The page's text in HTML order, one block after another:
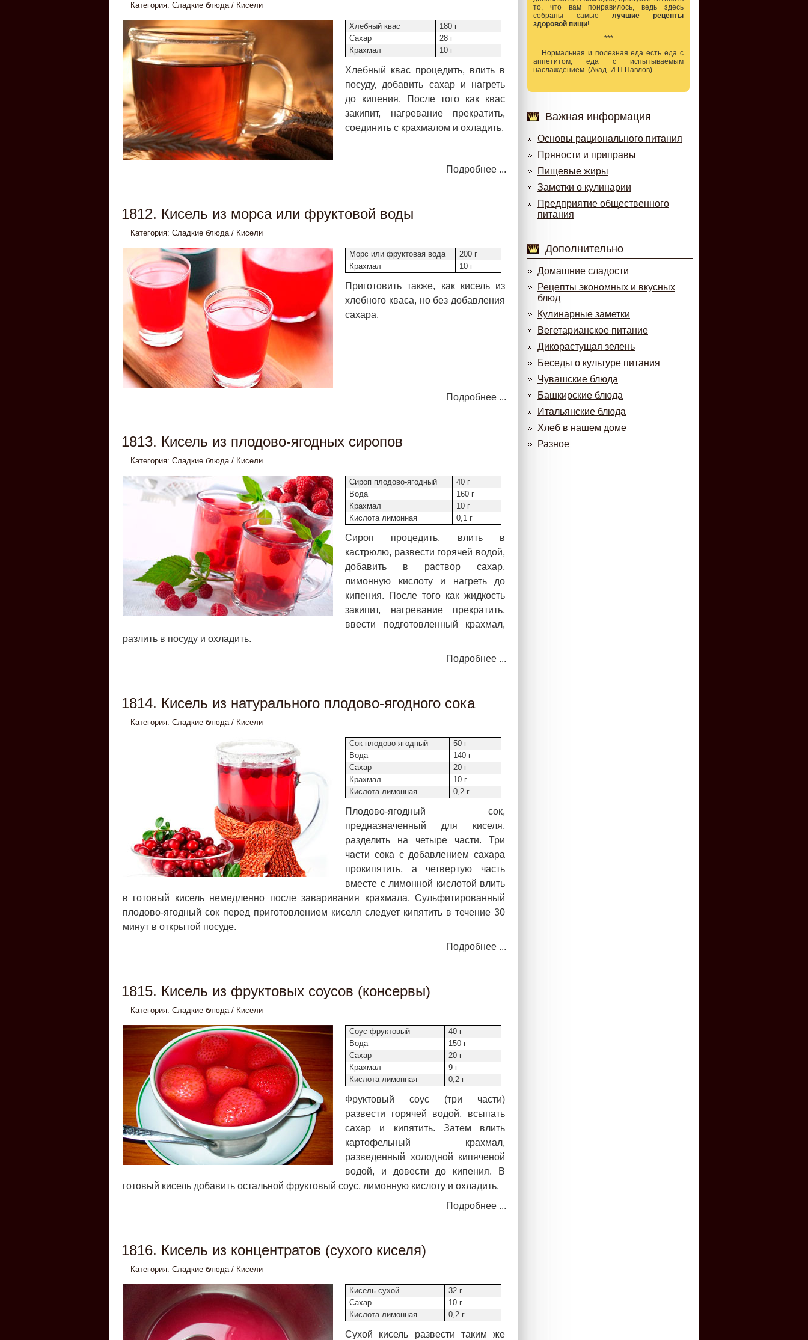
Категория: Сладкие блюда/ Кисели
Хлебный квас
180 г
Сахар
28 г
Крахмал
10 г
Хлебный квас процедить, влить в
посуду, добавить сахар и нагреть
до кипения. После того как квас
закипит, нагревание прекратить,
соединить с крахмалом и охладить.
Подробнее ...
1812. Кисель из морса или фруктовой воды
Категория: Сладкие блюда/ Кисели
Морс или фруктовая вода
200 г
Крахмал
10 г
Приготовить также, как кисель из
хлебного кваса, но без добавления
сахара.
Подробнее ...
1813. Кисель из плодово-ягодных сиропов
Категория: Сладкие блюда/ Кисели
Сироп плодово-ягодный
40 г
Вода
160 г
Крахмал
10 г
Кислота лимонная
0,1 г
Сироп процедить, влить в
кастрюлю, развести горячей водой,
добавить в раствор сахар,
лимонную кислоту и нагреть до
кипения. После того как жидкость
закипит, нагревание прекратить,
ввести подготовленный крахмал,
разлить в посуду и охладить.
Подробнее ...
1814. Кисель из натурального плодово-ягодного сока
Категория: Сладкие блюда/ Кисели
Сок плодово-ягодный
50 г
Вода
140 г
Сахар
20 г
Крахмал
10 г
Кислота лимонная
0,2 г
Плодово-ягодный сок,
предназначенный для киселя,
разделить на четыре части. Три
части сока с добавлением сахара
прокипятить, а четвертую часть
вместе с лимонной кислотой влить
в готовый кисель немедленно после заваривания крахмала. Сульфитированный
плодово-ягодный сок перед приготовлением киселя следует кипятить в течение 30
минут в открытой посуде.
Подробнее ...
1815. Кисель из фруктовых соусов (консервы)
Категория: Сладкие блюда/ Кисели
Соус фруктовый
40 г
Вода
150 г
Сахар
20 г
Крахмал
9 г
Кислота лимонная
0,2 г
Фруктовый соус (три части)
развести горячей водой, всыпать
сахар и кипятить. Затем влить
картофельный крахмал,
разведенный холодной кипяченой
водой, и довести до кипения. В
готовый кисель добавить остальной фруктовый соус, лимонную кислоту и охладить.
Подробнее ...
1816. Кисель из концентратов (сухого киселя)
Категория: Сладкие блюда/ Кисели
Кисель сухой
32 г
Сахар
10 г
Кислота лимонная
0,2 г
Сухой кисель развести таким же
то, что вам понравилось, ведь здесь
собраны самые лучшие рецепты
здоровой пищи!
***
... Нормальная и полезная еда есть еда с
аппетитом, еда с испытываемым
наслаждением. (Акад. И.П.Павлов)
Важная информация
Основы рационального питания
Пряности и приправы
Пищевые жиры
Заметки о кулинарии
Предприятие общественного
питания
Дополнительно
Домашние сладости
Рецепты экономных и вкусных
блюд
Кулинарные заметки
Вегетарианское питание
Дикорастущая зелень
Беседы о культуре питания
Чувашские блюда
Башкирские блюда
Итальянские блюда
Хлеб в нашем доме
Разное